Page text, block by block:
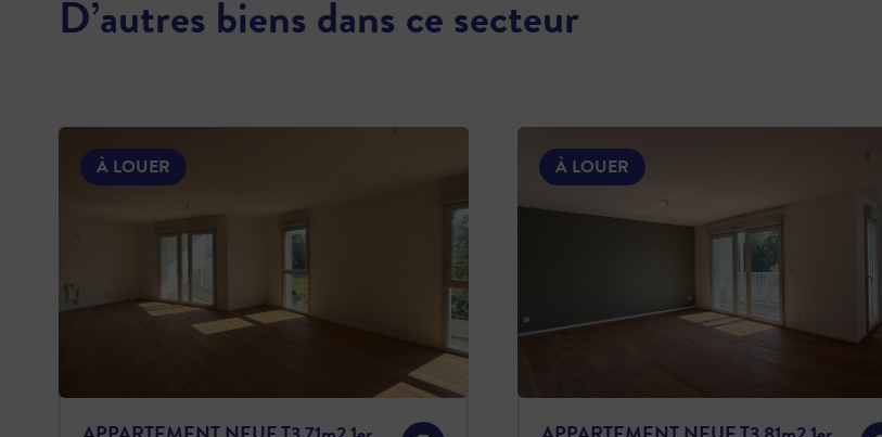
D’autres biens dans ce secteur
À LOUER À LOUER